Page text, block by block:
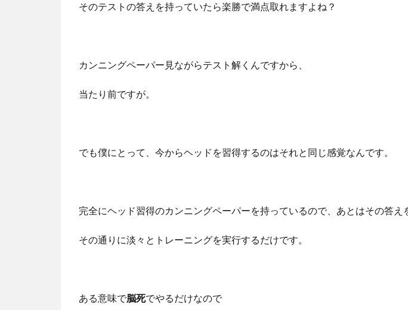
そのテストの答えを持っていたら楽勝で満点取れますよね？
カンニングペーパー見ながらテスト解くんですから、
当たり前ですが。
でも僕にとって、今からヘッドを習得するのはそれと同じ感覚なんです。
完全にヘッド習得のカンニングペーパーを持っているので、あとはその答え
その通りに淡々とトレーニングを実行するだけです。
ある意味で脳死でやるだけなので